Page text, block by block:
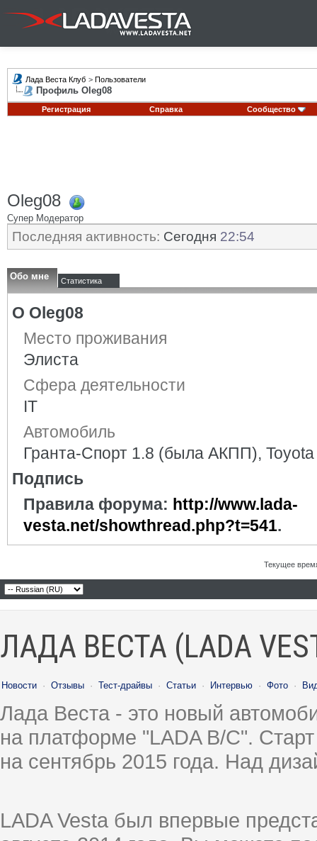
Лада Веста Клуб > Пользователи
Профиль Oleg08
Регистрация Справка Сообщество
Oleg08
Супер Модератор
Последняя активность: Сегодня 22:54
Обо мне Статистика
О Oleg08
Место проживания
Элиста
Сфера деятельности
IT
Автомобиль
Гранта-Спорт 1.8 (была АКПП),
Подпись
Правила форума: http://www.lada-
vesta.net/showthread.php?t=541.
Текущее
ЛАДА ВЕСТА (LADA
Новости · Отзывы · Тест-драйвы · Статьи · Интервью · Фото ·
Лада Веста - это новый
на платформе "LADA B/C".
на сентябрь 2015 года. Над
LADA Vesta был впервые